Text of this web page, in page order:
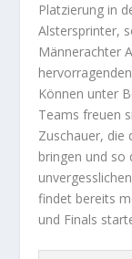
Platzierung in
Alstersprinter,
Männerachter
Können unter
Teams freuen
Zuschauer, die
bringen und so
findet bereits
und Finals